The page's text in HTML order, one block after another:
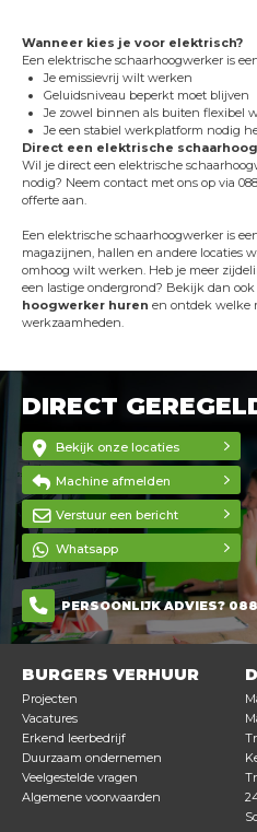
Wanneer kies je voor elektrisch?
Een elektrische schaarhoogwerker is
Je emissievrij wilt werken
Geluidsniveau beperkt moet blijven
Je zowel binnen als buiten flexibel
Je een stabiel werkplatform nodig
Direct een elektrische
Wil je direct een elektrische
nodig? Neem contact met ons op via
offerte aan.
Een elektrische schaarhoogwerker is
magazijnen, hallen en andere locaties
omhoog wilt werken. Heb je meer
een lastige ondergrond? Bekijk dan
hoogwerker huren en ontdek welke
werkzaamheden.
DIRECT
Bekijk onze locaties
Machine afmelden
Verstuur een bericht
Whatsapp
PERSOONLIJK ADVIES?
BURGERS VERHUUR
Projecten
Vacatures
Erkend leerbedrijf
Duurzaam ondernemen
Veelgestelde vragen
Algemene voorwaarden